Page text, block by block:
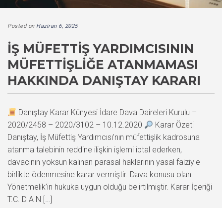
Posted on Haziran 6, 2025
İŞ MÜFETTIŞ YARDIMCISININ
MÜFETTIŞLIĞE ATANMAMASI
HAKKINDA DANIŞTAY KARARI
Danıştay Karar Künyesi İdare Dava Daireleri Kurulu –
2020/2458 – 2020/3102 – 10.12.2020
Karar Özeti
Danıştay, İş Müfettiş Yardımcısı’nın müfettişlik kadrosuna
atanma talebinin reddine ilişkin işlemi iptal ederken,
davacının yoksun kalınan parasal haklarının yasal faiziyle
birlikte ödenmesine karar vermiştir. Dava konusu olan
Yönetmelik’in hukuka uygun olduğu belirtilmiştir. Karar İçeriği
T.C. D A N […]